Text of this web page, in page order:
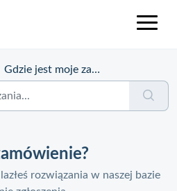
Gdzie jest moje zamówienie?
rozwiązania w naszej bazie